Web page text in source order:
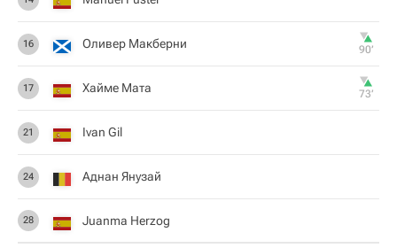
16 Оливер Макберни 90‎’‎
17 Хайме Мата 73‎’‎
21 Ivan Gil
24 Аднан Янузай
28 Juanma Herzog